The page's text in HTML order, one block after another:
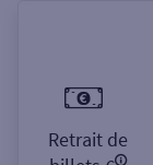
Retrait de